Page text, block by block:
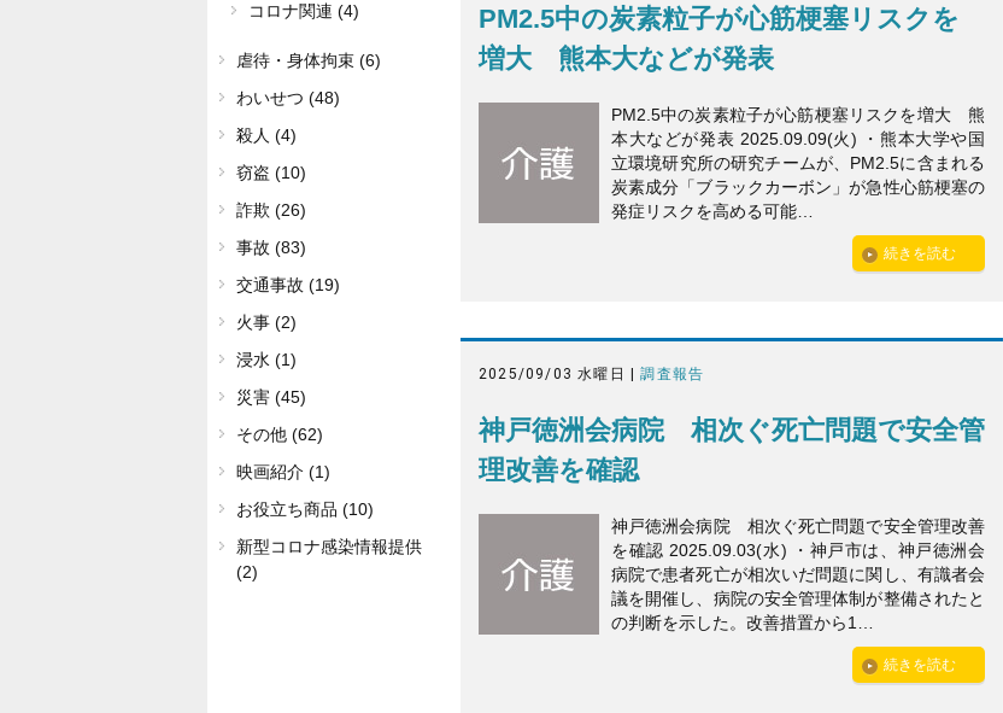
PM2.5中の炭素粒子が心筋梗塞リスクを
増大 熊本大などが発表
PM2.5中の炭素粒子が心筋梗塞リスクを増大 熊
本大などが発表 2025.09.09(火) ・熊本大学や国
立環境研究所の研究チームが、PM2.5に含まれる
炭素成分「ブラックカーボン」が急性心筋梗塞の
発症リスクを高める可能…
続きを読む
2025/09/03 水曜日 |調査報告
神戸徳洲会病院 相次ぐ死亡問題で安全管
理改善を確認
神戸徳洲会病院 相次ぐ死亡問題で安全管理改善
を確認 2025.09.03(水) ・神戸市は、神戸徳洲会
病院で患者死亡が相次いだ問題に関し、有識者会
議を開催し、病院の安全管理体制が整備されたと
の判断を示した。改善措置から1…
続きを読む
コロナ関連 (4)
虐待・身体拘束 (6)
わいせつ (48)
殺人 (4)
窃盗 (10)
詐欺 (26)
事故 (83)
交通事故 (19)
火事 (2)
浸水 (1)
災害 (45)
その他 (62)
映画紹介 (1)
お役立ち商品 (10)
新型コロナ感染情報提供
(2)